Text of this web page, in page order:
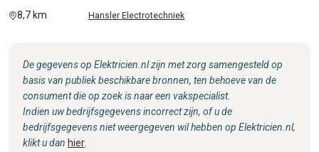
8,7 km Hansler Electrotechniek
De gegevens op Elektricien.nl zijn met zorg samengesteld op
basis van publiek beschikbare bronnen, ten behoeve van de
consument die op zoek is naar een vakspecialist.
Indien uw bedrijfsgegevens incorrect zijn, of u de
bedrijfsgegevens niet weergegeven wil hebben op Elektricien.nl,
klikt u dan hier